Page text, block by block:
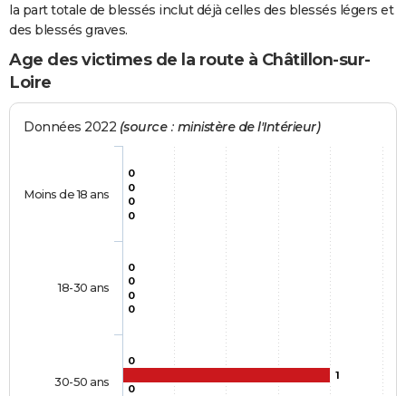
la part totale de blessés inclut déjà celles des blessés légers et
des blessés graves.
Age des victimes de la route à Châtillon-sur-
Loire
Données 2022 (source : ministère de l'Intérieur)
0
0
0
0
0
1
0
0
0
0
0
Moins de 18 ans
18-30 ans
30-50 ans